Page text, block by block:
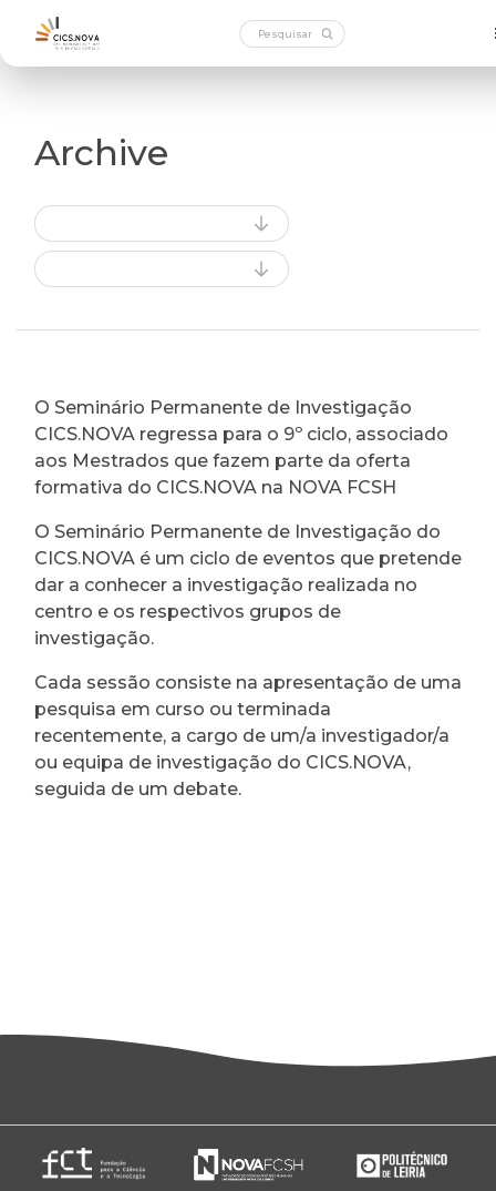
Archive
O Seminário Permanente de Investigação
CICS.NOVA regressa para o 9º ciclo, associado
aos Mestrados que fazem parte da oferta
formativa do CICS.NOVA na NOVA FCSH
O Seminário Permanente de Investigação do
CICS.NOVA é um ciclo de eventos que pretende
dar a conhecer a investigação realizada no
centro e os respectivos grupos de
investigação.
Cada sessão consiste na apresentação de uma
pesquisa em curso ou terminada
recentemente, a cargo de um/a investigador/a
ou equipa de investigação do CICS.NOVA,
seguida de um debate.